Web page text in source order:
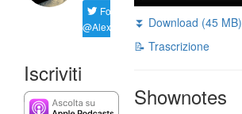
Follow
@AlexD75
Iscriviti
⏬ Download (45 MB)
📝 Trascrizione
Shownotes